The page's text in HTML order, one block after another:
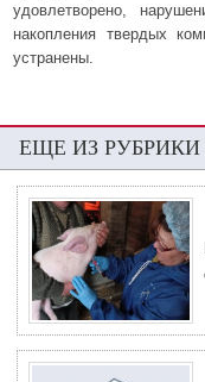
удовлетворено,
накопления твердых
устранены.
ЕЩЕ ИЗ